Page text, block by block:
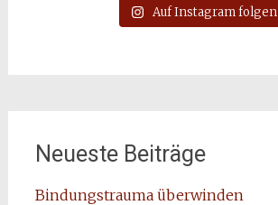
Auf Instagram folgen
Neueste Beiträge
Bindungstrauma überwinden